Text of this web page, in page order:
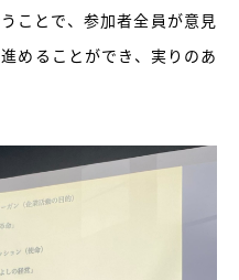
ことで、参加者全員が意見
めることができ、実りのあ